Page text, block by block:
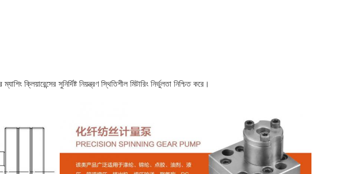
ক্লিয়ারেন্সের সুনির্দিষ্ট নিয়ন্ত্রণ স্থিতিশীল মিটারিং নির্ভুলতা নিশ্চিত করে।